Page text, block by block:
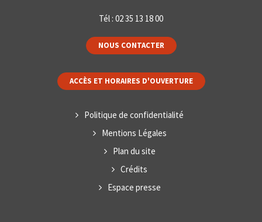
Tél : 02 35 13 18 00
NOUS CONTACTER
ACCÈS ET HORAIRES D'OUVERTURE
Politique de confidentialité
Mentions Légales
Plan du site
Crédits
Espace presse